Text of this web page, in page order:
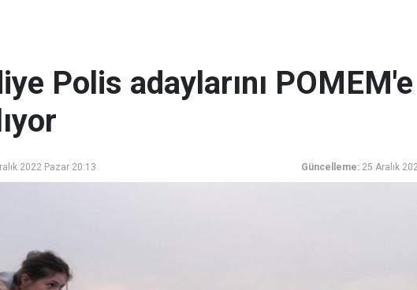
Polis adaylarını POMEM'e
2022 Pazar 20:13 Güncelleme: 25 Aralık